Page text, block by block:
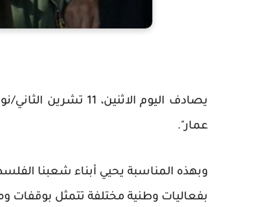
عمار".
وبهذه المناسبة يحيي أبناء شعبنا
بفعاليات وطنية مختلفة تتمثل بوقفات